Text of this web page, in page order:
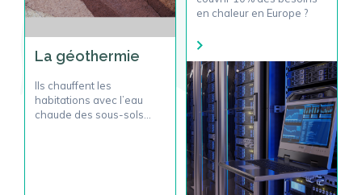
La géothermie
Ils chauffent les
habitations avec l’eau
chaude des sous-sols…
en chaleur en Europe ?